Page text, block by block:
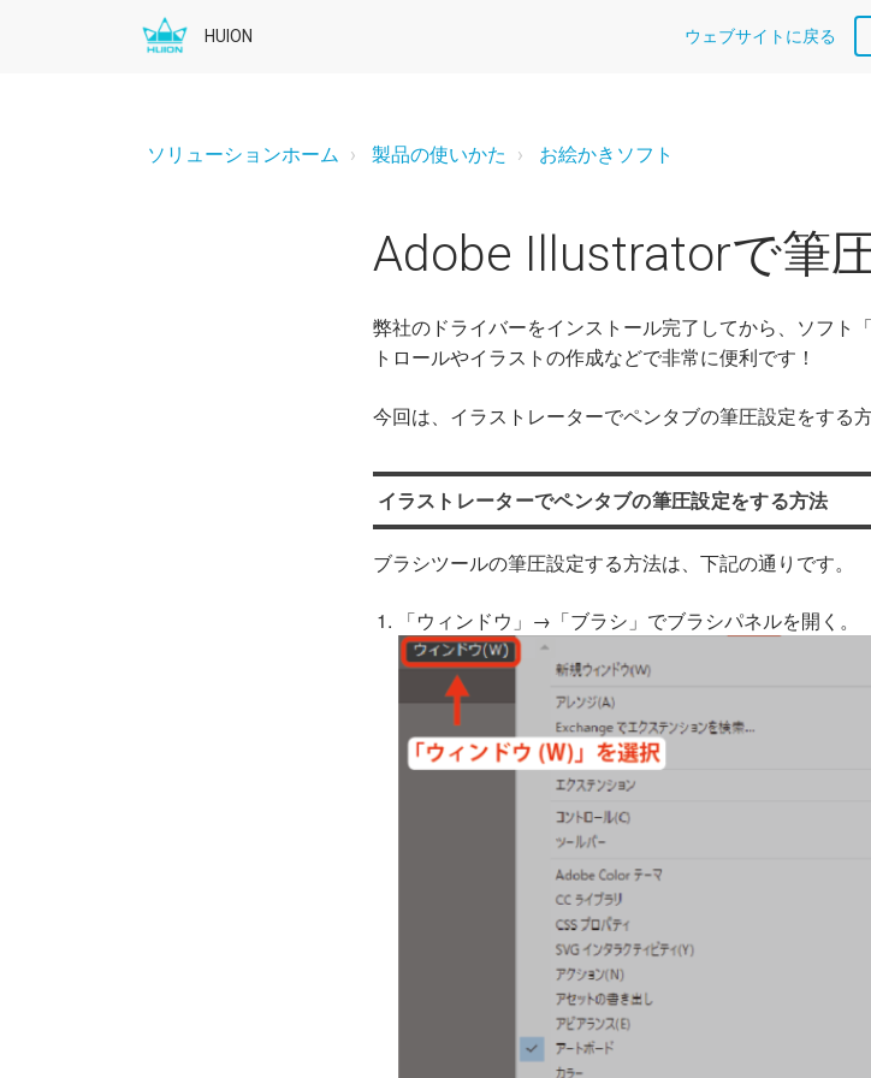
HUION ウェブサイトに戻る
ソリューションホーム 製品の使いかた お絵かきソフト
Adobe Illustratorで筆
弊社のドライバーをインストール完了してから、ソフト
トロールやイラストの作成などで非常に便利です！
今回は、イラストレーターでペンタブの筆圧設定をする
イラストレーターでペンタブの筆圧設定をする方法
ブラシツールの筆圧設定する方法は、下記の通りです。
「ウィンドウ」→「ブラシ」でブラシパネルを開く。